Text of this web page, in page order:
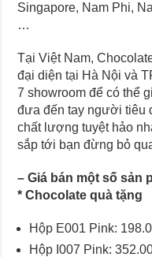
Singapore, Nam Phi,
…
Tại Việt Nam,
đại diện tại Hà Nội và
7 showroom để có thể
đưa đến tay người tiêu
chất lượng tuyệt hảo
sắp tới bạn đừng bỏ
– Giá bán một số sản
* Chocolate quà tặng
Hộp E001 Pink:
Hộp I007 Pink: